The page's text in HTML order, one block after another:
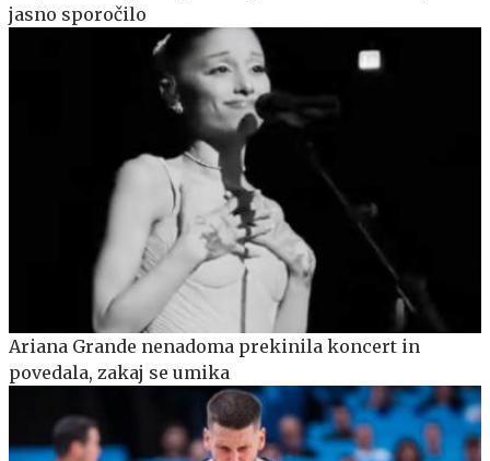
jasno sporočilo
Ariana Grande nenadoma prekinila koncert in
povedala, zakaj se umika